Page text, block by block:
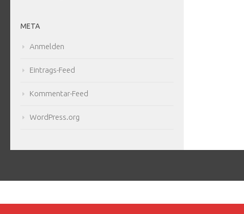
META
Anmelden
Eintrags-Feed
Kommentar-Feed
WordPress.org